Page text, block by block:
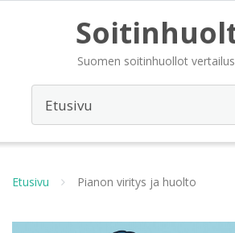
Suomen soitinhuollot
Etusivu Pianon viritys ja huolto